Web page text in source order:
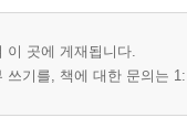
이 곳에 게재됩니다.
쓰기를, 책에 대한 문의는